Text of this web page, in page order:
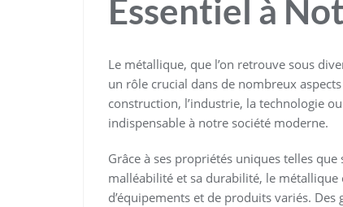
Essentiel à
Le métallique, que l’on retrouve sous
un rôle crucial dans de nombreux
construction, l’industrie, la technologie
indispensable à notre société moderne.
Grâce à ses propriétés uniques telles
malléabilité et sa durabilité, le
d’équipements et de produits variés.